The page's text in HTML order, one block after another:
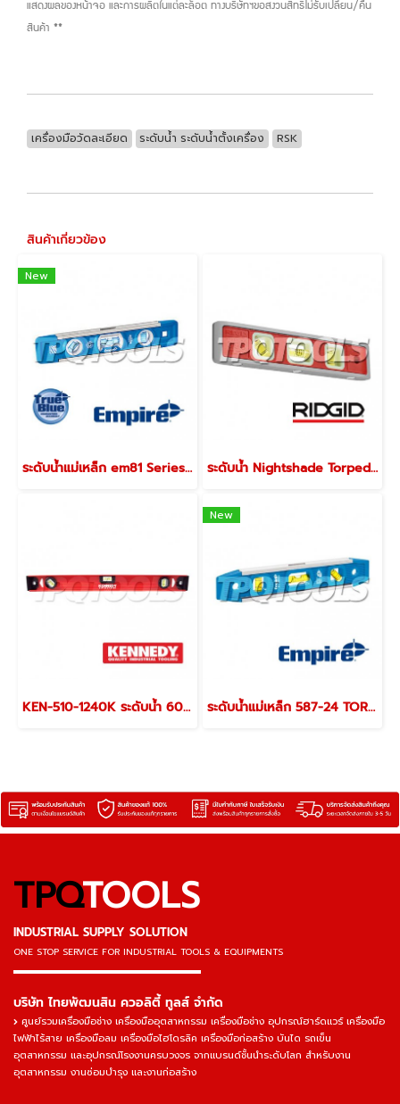
แสดงผลของหน้าจอ และการผลิตในแต่ละล็อต ทางบริษัทฯขอสงวนสิทธิ์ไม่รับเปลี่ยน/คืน
สินค้า **
เครื่องมือวัดละเอียด ระดับน้ำ ระดับน้ำตั้งเครื่อง RSK
สินค้าเกี่ยวข้อง
New
ระดับน้ำแม่เหล็ก em81 Series I-BEAM LEVELS ระดับน้ำ Nightshade Torpedo Level 20233
KEN-510-1240K ระดับน้ำ 600 มม. (24 นิ้ว) KENNEDY GIRDER SECTION SPIRIT LEVEL
New
ระดับน้ำแม่เหล็ก 587-24 TORPEDO LEVELS
TPQTOOLS
INDUSTRIAL SUPPLY SOLUTION
ONE STOP SERVICE FOR INDUSTRIAL TOOLS & EQUIPMENTS
▬▬▬▬▬▬▬▬▬▬▬▬▬▬▬
บริษัท ไทยพัฒนสิน ควอลิตี้ ทูลส์ จำกัด
ศูนย์รวมเครื่องมือช่าง เครื่องมืออุตสาหกรรม เครื่องมือช่าง อุปกรณ์ฮาร์ดแวร์ เครื่องมือ
ไฟฟ้าไร้สาย เครื่องมือลม เครื่องมือไฮโดรลิค เครื่องมือก่อสร้าง บันได รถเข็น
อุตสาหกรรม และอุปกรณ์โรงงานครบวงจร จากแบรนด์ชั้นนำระดับโลก สำหรับงาน
อุตสาหกรรม งานซ่อมบำรุง และงานก่อสร้าง